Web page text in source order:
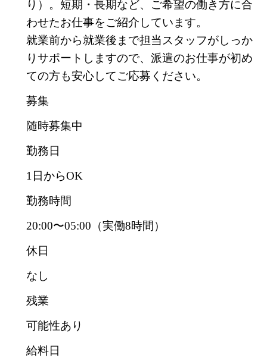
り）。短期・長期など、ご希望の働き方に合
わせたお仕事をご紹介しています。
就業前から就業後まで担当スタッフがしっか
りサポートしますので、派遣のお仕事が初め
ての方も安心してご応募ください。
募集
随時募集中
勤務日
1日からOK
勤務時間
20:00〜05:00（実働8時間）
休日
なし
残業
可能性あり
給料日